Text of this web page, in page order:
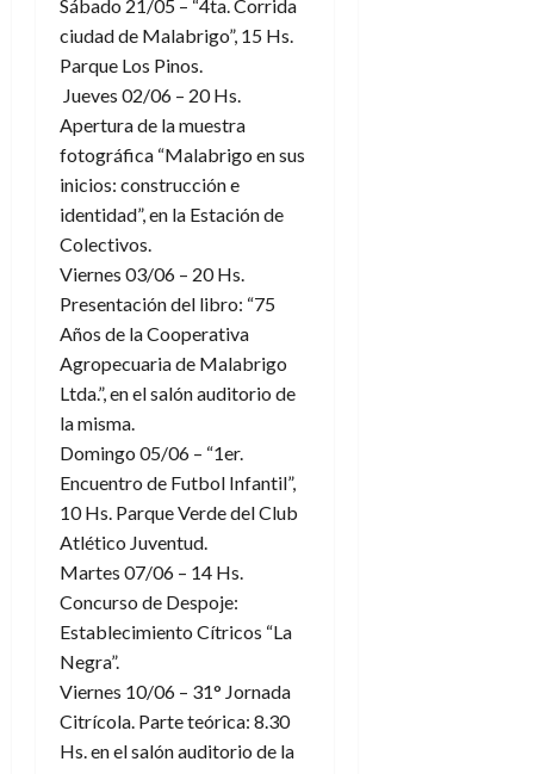
Sábado 21/05 – “4ta. Corrida
ciudad de Malabrigo”, 15 Hs.
Parque Los Pinos.
Jueves 02/06 – 20 Hs.
Apertura de la muestra
fotográfica “Malabrigo en sus
inicios: construcción e
identidad”, en la Estación de
Colectivos.
Viernes 03/06 – 20 Hs.
Presentación del libro: “75
Años de la Cooperativa
Agropecuaria de Malabrigo
Ltda.”, en el salón auditorio de
la misma.
Domingo 05/06 – “1er.
Encuentro de Futbol Infantil”,
10 Hs. Parque Verde del Club
Atlético Juventud.
Martes 07/06 – 14 Hs.
Concurso de Despoje:
Establecimiento Cítricos “La
Negra”.
Viernes 10/06 – 31° Jornada
Citrícola. Parte teórica: 8.30
Hs. en el salón auditorio de la